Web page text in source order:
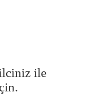
ile